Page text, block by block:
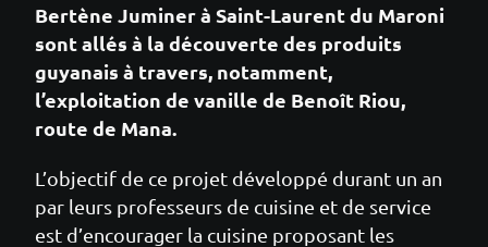
Bertène Juminer à Saint-Laurent du Maroni
sont allés à la découverte des produits
guyanais à travers, notamment,
l’exploitation de vanille de Benoît Riou,
route de Mana.
L’objectif de ce projet développé durant un an
par leurs professeurs de cuisine et de service
est d’encourager la cuisine proposant les